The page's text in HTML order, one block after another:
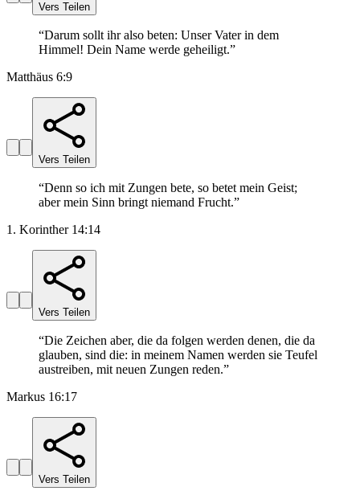
Vers Teilen
“Darum sollt ihr also beten: Unser Vater in dem
Himmel! Dein Name werde geheiligt.”
Matthäus 6:9
Vers Teilen
“Denn so ich mit Zungen bete, so betet mein Geist;
aber mein Sinn bringt niemand Frucht.”
1. Korinther 14:14
Vers Teilen
“Die Zeichen aber, die da folgen werden denen, die da
glauben, sind die: in meinem Namen werden sie Teufel
austreiben, mit neuen Zungen reden.”
Markus 16:17
Vers Teilen